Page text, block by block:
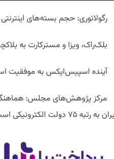
رگولاتوری: حجم بسته‌های
بلک‌راک، ویزا و مسترکارت به
آینده اسپیس‌ایکس به موفقیت
مرکز پژوهش‌های مجلس:
به رتبه ۷۵ دولت الکترونیکی است